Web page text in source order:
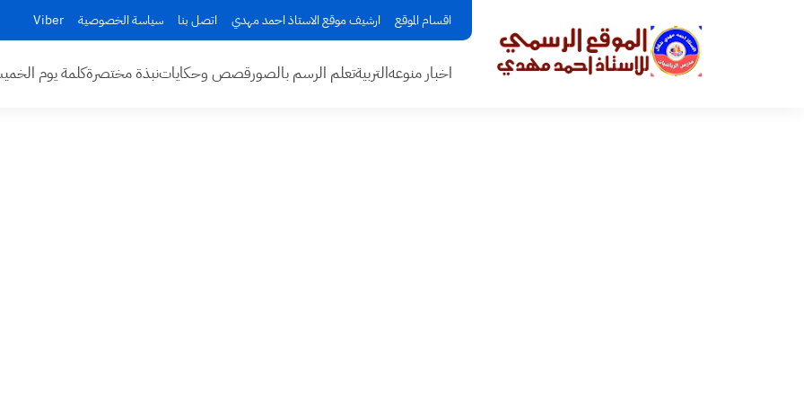
اقسام الموقع ارشيف موقع الاستاذ احمد مهدي اتصل بنا سياسة الخصوصية Viber
اخبار منوعهالتربيةتعلم الرسم بالصورقصص وحكاياتنبذة مختصرةكلمة يوم